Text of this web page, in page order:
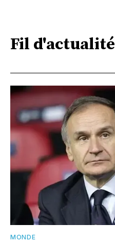
Fil d'actualité
MONDE